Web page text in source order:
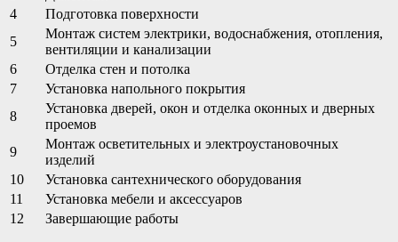
4
Подготовка поверхности
5
Монтаж систем электрики, водоснабжения, отопления,
вентиляции и канализации
6
Отделка стен и потолка
7
Установка напольного покрытия
8
Установка дверей, окон и отделка оконных и дверных
проемов
9
Монтаж осветительных и электроустановочных
изделий
10
Установка сантехнического оборудования
11
Установка мебели и аксессуаров
12
Завершающие работы